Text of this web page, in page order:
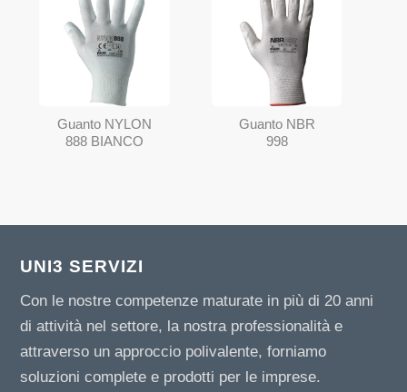
Guanto NYLON
888 BIANCO
Guanto NBR
998
UNI3 SERVIZI
Con le nostre competenze maturate in più di 20 anni
di attività nel settore, la nostra professionalità e
attraverso un approccio polivalente, forniamo
soluzioni complete e prodotti per le imprese.